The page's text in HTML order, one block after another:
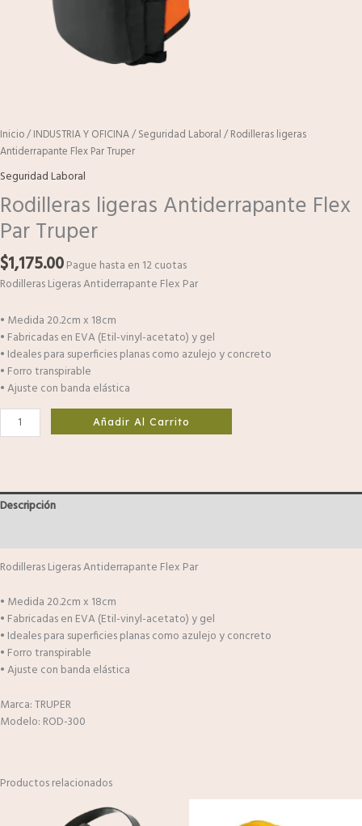
Inicio/INDUSTRIA Y OFICINA/Seguridad Laboral / Rodilleras ligeras
Antiderrapante Flex Par Truper
Seguridad Laboral
Rodilleras ligeras Antiderrapante Flex
Par Truper
$1,175.00Pague hasta en 12 cuotas
Rodilleras Ligeras Antiderrapante Flex Par
• Medida 20.2cm x 18cm
• Fabricadas en EVA (Etil-vinyl-acetato) y gel
• Ideales para superficies planas como azulejo y concreto
• Forro transpirable
• Ajuste con banda elástica
Añadir Al Carrito
Descripción
Rodilleras Ligeras Antiderrapante Flex Par
• Medida 20.2cm x 18cm
• Fabricadas en EVA (Etil-vinyl-acetato) y gel
• Ideales para superficies planas como azulejo y concreto
• Forro transpirable
• Ajuste con banda elástica
Marca: TRUPER
Modelo: ROD-300
Productos relacionados